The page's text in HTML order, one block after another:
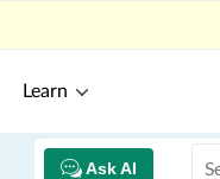
Learn
Ask AI